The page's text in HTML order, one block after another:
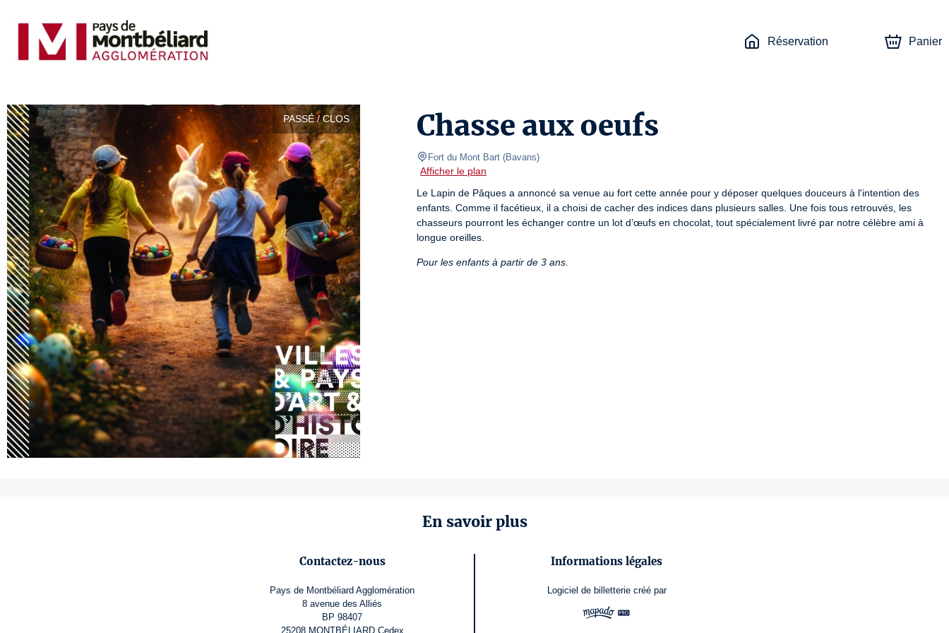
Réservation Panier
PASSÉ / CLOS Chasse aux oeufs
Fort du Mont Bart (Bavans)
Afficher le plan
Le Lapin de Pâques a annoncé sa venue au fort cette année pour y déposer quelques douceurs à l'intention des
enfants. Comme il facétieux, il a choisi de cacher des indices dans plusieurs salles. Une fois tous retrouvés, les
chasseurs pourront les échanger contre un lot d’œufs en chocolat, tout spécialement livré par notre célèbre ami à
longue oreilles.
Pour les enfants à partir de 3 ans.
En savoir plus
Contactez-nous
Pays de Montbéliard Agglomération
8 avenue des Alliés
BP 98407
25208 MONTBÉLIARD Cedex
Informations légales
Logiciel de billetterie créé par